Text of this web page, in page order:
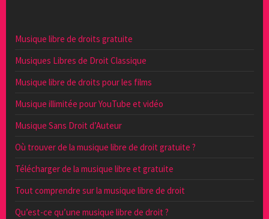
Musique libre de droits gratuite
Musiques Libres de Droit Classique
Musique libre de droits pour les films
Musique illimitée pour YouTube et vidéo
Musique Sans Droit d’Auteur
Où trouver de la musique libre de droit gratuite ?
Télécharger de la musique libre et gratuite
Tout comprendre sur la musique libre de droit
Qu’est-ce qu’une musique libre de droit ?